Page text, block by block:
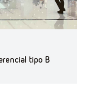
tipo B